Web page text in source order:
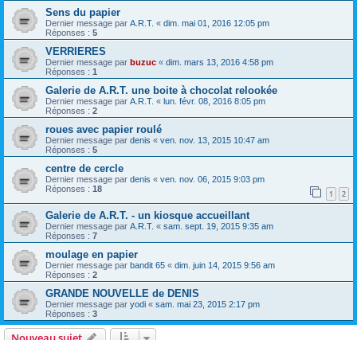
Sens du papier
Dernier message par A.R.T. « dim. mai 01, 2016 12:05 pm
Réponses : 5
VERRIERES
Dernier message par buzuc « dim. mars 13, 2016 4:58 pm
Réponses : 1
Galerie de A.R.T. une boite à chocolat relookée
Dernier message par A.R.T. « lun. févr. 08, 2016 8:05 pm
Réponses : 2
roues avec papier roulé
Dernier message par denis « ven. nov. 13, 2015 10:47 am
Réponses : 5
centre de cercle
Dernier message par denis « ven. nov. 06, 2015 9:03 pm
Réponses : 18 1 2
Galerie de A.R.T. - un kiosque accueillant
Dernier message par A.R.T. « sam. sept. 19, 2015 9:35 am
Réponses : 7
moulage en papier
Dernier message par bandit 65 « dim. juin 14, 2015 9:56 am
Réponses : 2
GRANDE NOUVELLE de DENIS
Dernier message par yodi « sam. mai 23, 2015 2:17 pm
Réponses : 3